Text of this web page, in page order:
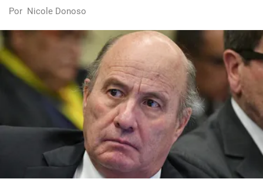
Por Nicole Donoso